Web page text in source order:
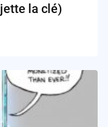
la clé)